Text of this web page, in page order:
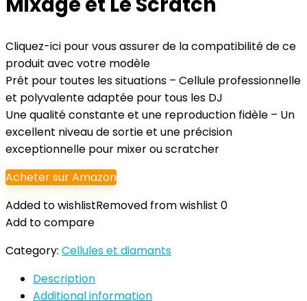
Cliquez-ici pour vous assurer de la compatibilité de ce
produit avec votre modèle
Prêt pour toutes les situations – Cellule professionnelle
et polyvalente adaptée pour tous les DJ
Une qualité constante et une reproduction fidèle – Un
excellent niveau de sortie et une précision
exceptionnelle pour mixer ou scratcher
Acheter sur Amazon
Added to wishlistRemoved from wishlist 0
Add to compare
Category: Cellules et diamants
Description
Additional information